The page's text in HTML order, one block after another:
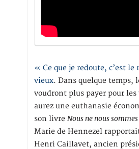
« Ce que je redoute, c’est
vieux. Dans quelque temps,
voudront plus payer pour les
aurez une euthanasie
son livre Nous ne nous
Marie de Hennezel
Henri Caillavet, ancien